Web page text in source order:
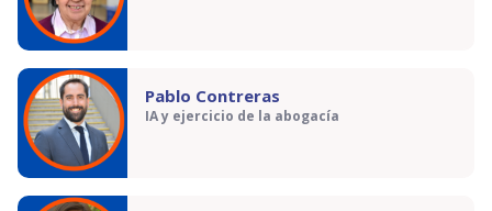
Pablo Contreras
IA y ejercicio de la abogacía